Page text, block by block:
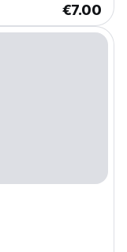
€7.00